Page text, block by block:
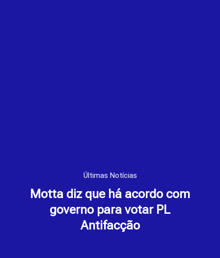
Últimas Notícias
Motta diz que há acordo com
governo para votar PL
Antifacção